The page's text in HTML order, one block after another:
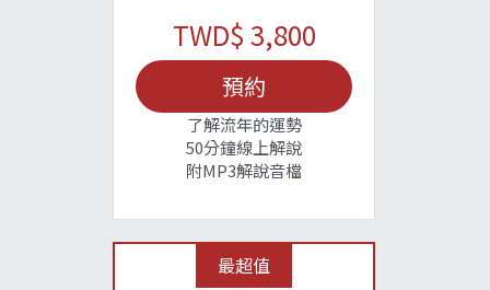
TWD$ 3,800
預約
了解流年的運勢
50分鐘線上解說
附MP3解說音檔
最超值